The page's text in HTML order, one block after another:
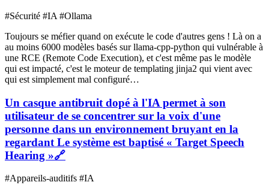
#Sécurité #IA #Ollama
Toujours se méfier quand on exécute le code d'autres gens ! Là on a
au moins 6000 modèles basés sur llama-cpp-python qui vulnérable à
une RCE (Remote Code Execution), et c'est même pas le modèle
qui est impacté, c'est le moteur de templating jinja2 qui vient avec
qui est simplement mal configuré…
Un casque antibruit dopé à l'IA permet à son
utilisateur de se concentrer sur la voix d'une
personne dans un environnement bruyant en la
regardant Le système est baptisé « Target Speech
Hearing »🔗
#Appareils-auditifs #IA